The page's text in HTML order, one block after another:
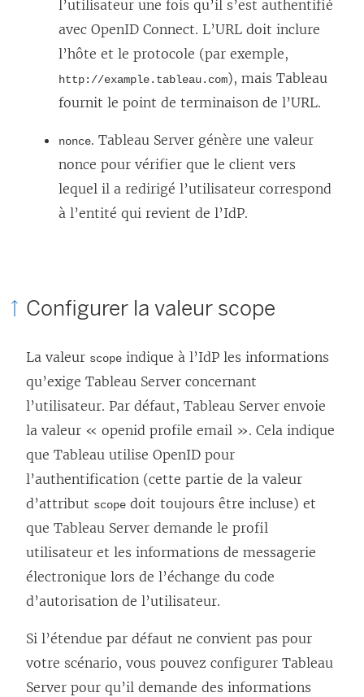
l’utilisateur une fois qu’il s’est authentifié
avec OpenID Connect. L’URL doit inclure
l’hôte et le protocole (par exemple,
http://example.tableau.com), mais Tableau
fournit le point de terminaison de l’URL.
nonce. Tableau Server génère une valeur
nonce pour vérifier que le client vers
lequel il a redirigé l’utilisateur correspond
à l’entité qui revient de l’IdP.
Configurer la valeur scope
La valeur scope indique à l’IdP les informations
qu’exige Tableau Server concernant
l’utilisateur. Par défaut, Tableau Server envoie
la valeur « openid profile email ». Cela indique
que Tableau utilise OpenID pour
l’authentification (cette partie de la valeur
d’attribut scope doit toujours être incluse) et
que Tableau Server demande le profil
utilisateur et les informations de messagerie
électronique lors de l’échange du code
d’autorisation de l’utilisateur.
Si l’étendue par défaut ne convient pas pour
votre scénario, vous pouvez configurer Tableau
Server pour qu’il demande des informations